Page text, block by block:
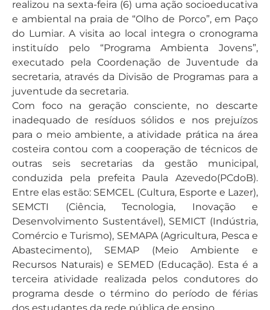
realizou na sexta-feira (6) uma ação socioeducativa
e ambiental na praia de “Olho de Porco”, em Paço
do Lumiar. A visita ao local integra o cronograma
instituído pelo “Programa Ambienta Jovens”,
executado pela Coordenação de Juventude da
secretaria, através da Divisão de Programas para a
juventude da secretaria.
Com foco na geração consciente, no descarte
inadequado de resíduos sólidos e nos prejuízos
para o meio ambiente, a atividade prática na área
costeira contou com a cooperação de técnicos de
outras seis secretarias da gestão municipal,
conduzida pela prefeita Paula Azevedo(PCdoB).
Entre elas estão: SEMCEL (Cultura, Esporte e Lazer),
SEMCTI (Ciência, Tecnologia, Inovação e
Desenvolvimento Sustentável), SEMICT (Indústria,
Comércio e Turismo), SEMAPA (Agricultura, Pesca e
Abastecimento), SEMAP (Meio Ambiente e
Recursos Naturais) e SEMED (Educação). Esta é a
terceira atividade realizada pelos condutores do
programa desde o término do período de férias
dos estudantes da rede pública de ensino.